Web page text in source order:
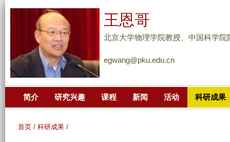
到
主
要
王恩哥
北京大学物理学院教授、中国科学
egwang@pku.edu.cn
简介 研究兴趣 课程 新闻 活动 科研成果
首页 / 科研成果 /